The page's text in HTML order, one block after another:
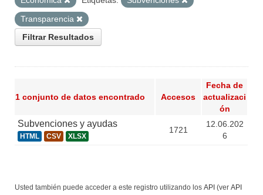
Transparencia
Filtrar Resultados
1 conjunto de datos encontrado Accesos
Fecha de
actualizaci
ón
Subvenciones y ayudas
HTML CSV XLSX
1721
12.06.202
6
Usted también puede acceder a este registro utilizando los API (ver API